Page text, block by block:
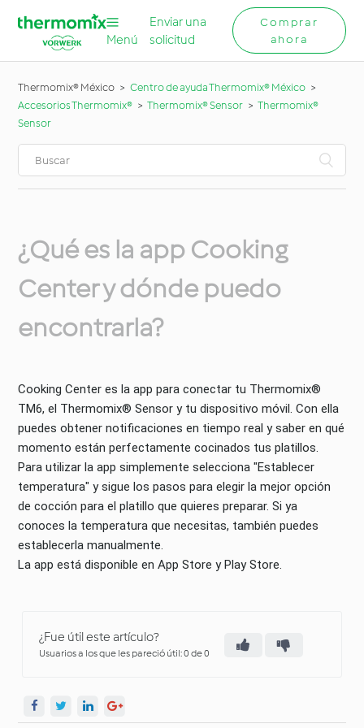
Menú
Enviar una
solicitud
Comprar
ahora
Thermomix® México
Centro de ayuda Thermomix® México
Accesorios Thermomix®
Thermomix® Sensor
Thermomix®
Sensor
¿Qué es la app Cooking
Center y dónde puedo
encontrarla?
Cooking Center es la app para conectar tu Thermomix®
TM6, el Thermomix® Sensor y tu dispositivo móvil. Con ella
puedes obtener notificaciones en tiempo real y saber en qué
momento están perfectamente cocinados tus platillos.
Para utilizar la app simplemente selecciona "Establecer
temperatura" y sigue los pasos para elegir la mejor opción
de cocción para el platillo que quieres preparar. Si ya
conoces la temperatura que necesitas, también puedes
establecerla manualmente.
La app está disponible en App Store y Play Store.
¿Fue útil este artículo?
Usuarios a los que les pareció útil: 0 de 0